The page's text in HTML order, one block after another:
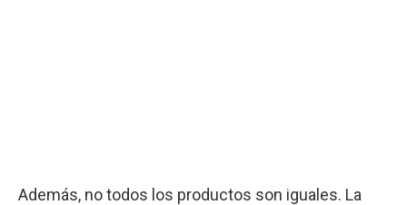
Además, no todos los productos son iguales. La